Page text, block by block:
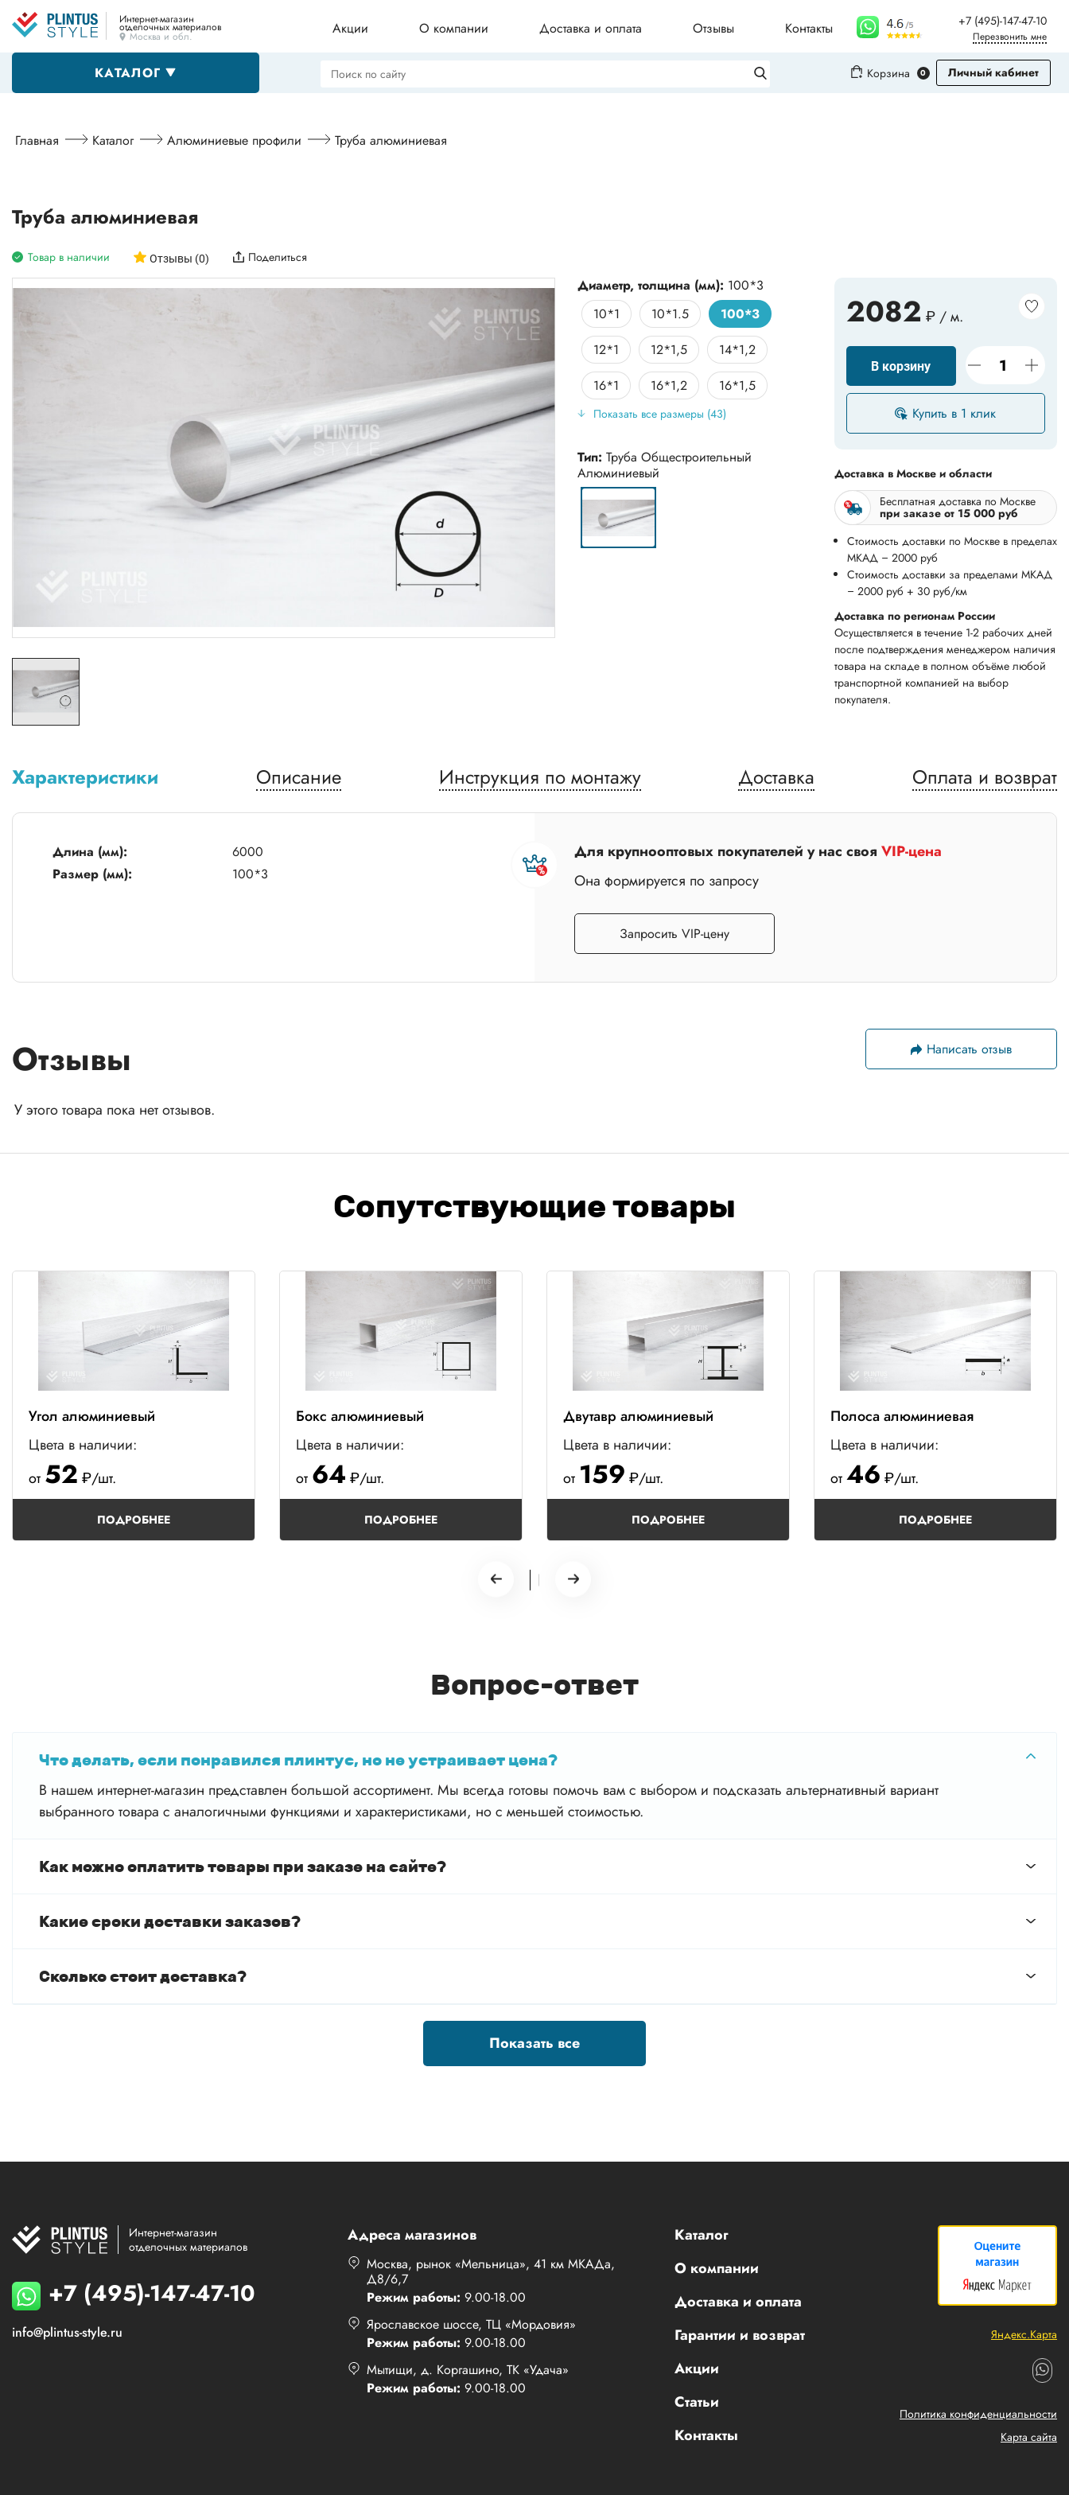
Интернет-магазин
отделочных материалов
Москва и обл. Акции О компании Доставка и оплата Отзывы Контакты +7 (495)-147-47-10
Перезвонить мне
КАТАЛОГ
Напольные плинтусы
Пороги
Алюминиевые профили Комплектующие для плинтуса Сопутствующие товары
Корзина 0
Личный кабинет
Главная Каталог Алюминиевые профили Труба алюминиевая
Труба алюминиевая
Товар в наличии Отзывы (0) Поделиться
Диаметр, толщина (мм): 100*3
10*1
10*1.5
100*3
12*1
12*1,5
14*1,2
16*1
16*1,2
16*1,5
16*2
18*1,2
18*1,5
19*1,2
20*1,5
20*2
22*1
22*1,2
25*1
8*1
Показать все размеры (43)
Тип:Труба Общестроительный
Алюминиевый
2082 ₽ / м.
В корзину
Купить в 1 клик
Доставка в Москве и области
Бесплатная доставка по Москве
при заказе от 15 000 руб
Стоимость доставки по Москве в пределах
МКАД – 2000 руб
Стоимость доставки за пределами МКАД
– 2000 руб + 30 руб/км
Доставка по регионам России
Осуществляется в течение 1-2 рабочих дней
после подтверждения менеджером наличия
товара на складе в полном объёме любой
транспортной компанией на выбор
покупателя.
Характеристики Описание Инструкция по монтажу Доставка Оплата и возврат
Длина (мм):
6000
Размер (мм):
100*3
Для крупнооптовых покупателей у нас своя VIP-цена
Она формируется по запросу
Запросить VIP-цену
Отзывы Написать отзыв
У этого товара пока нет отзывов.
Сопутствующие товары
Угол алюминиевый
Цвета в наличии:
от 52 ₽/шт.
ПОДРОБНЕЕ
Бокс алюминиевый
Цвета в наличии:
от 64 ₽/шт.
ПОДРОБНЕЕ
Двутавр алюминиевый
Цвета в наличии:
от 159 ₽/шт.
ПОДРОБНЕЕ
Полоса алюминиевая
Цвета в наличии:
от46 ₽/шт.
ПОДРОБНЕЕ
Вопрос-ответ
Что делать, если понравился плинтус, но не устраивает цена?
В нашем интернет-магазин представлен большой ассортимент. Мы всегда готовы помочь вам с выбором и подсказать альтернативный вариант
выбранного товара с аналогичными функциями и характеристиками, но с меньшей стоимостью.
Как можно оплатить товары при заказе на сайте?
Какие сроки доставки заказов?
Сколько стоит доставка?
Показать все
Интернет-магазин
отделочных материалов
+7 (495)-147-47-10
info@plintus-style.ru
Адреса магазинов
Москва, рынок «Мельница», 41 км МКАДа,
Д8/6,7
Режим работы: 9.00-18.00
Ярославское шоссе, ТЦ «Мордовия»
Режим работы: 9.00-18.00
Мытищи, д. Коргашино, ТК «Удача»
Режим работы: 9.00-18.00
Каталог
О компании
Доставка и оплата
Гарантии и возврат
Акции
Статьи
Контакты
Яндекс.Карта
Политика конфиденциальности
Карта сайта